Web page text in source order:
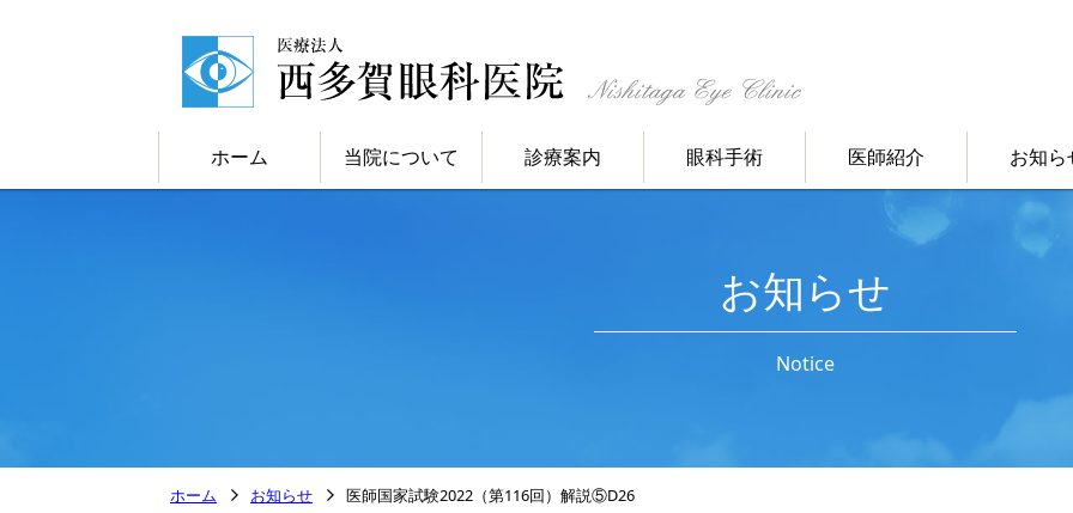
ホーム 当院について 診療案内 眼科手術 医師紹介 お知ら
ホーム お知らせ 医師国家試験2022（第116回）解説⑤D26
お知らせ
Notice